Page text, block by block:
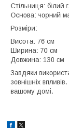
Стільниця: білий
Основа: чорний
Розміри:
Висота: 76 см
Ширина: 70 см
Довжина: 130 см
Завдяки
зовнішніх
вашому домі.